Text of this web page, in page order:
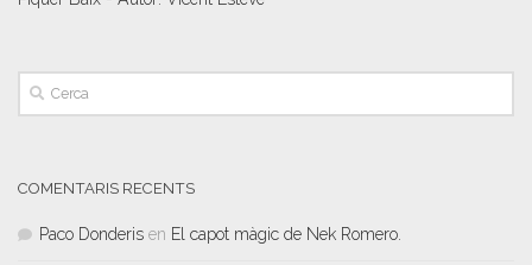
COMENTARIS RECENTS
Paco Donderis en El capot màgic de Nek Romero.